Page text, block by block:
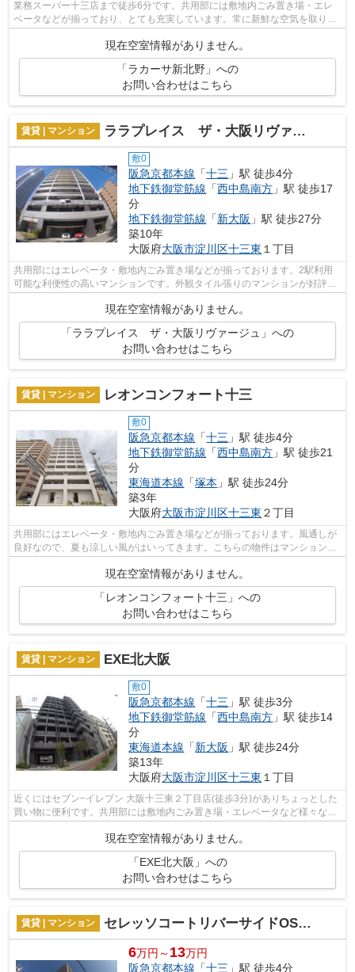
業務スーパー十三店まで徒歩6分です。共用部には敷地内ごみ置き場・エレ
ベータなどが揃っており、とても充実しています。常に新鮮な空気を取り入
現在空室情報がありません。
「ラカーサ新北野」への
お問い合わせはこちら
賃貸 | マンション ララプレイス ザ・大阪リヴァージュ
敷0
阪急京都本線 「十三 」駅 徒歩4分
地下鉄御堂筋線 「西中島南方 」駅 徒歩17
分
地下鉄御堂筋線 「新大阪 」駅 徒歩27分
築10年
大阪府大阪市淀川区十三東 １丁目
共用部にはエレベータ・敷地内ごみ置き場などが揃っております。2駅利用
可能な利便性の高いマンションです。外観タイル張りのマンションが好評と
なっています。常に新鮮な空気を取り入...
現在空室情報がありません。
「ララプレイス ザ・大阪リヴァージュ」への
お問い合わせはこちら
賃貸 | マンション レオンコンフォート十三
敷0
阪急京都本線 「十三 」駅 徒歩4分
地下鉄御堂筋線 「西中島南方 」駅 徒歩21
分
東海道本線 「塚本 」駅 徒歩24分
築3年
大阪府大阪市淀川区十三東 ２丁目
共用部にはエレベータ・敷地内ごみ置き場などが揃っております。風通しが
良好なので、夏も涼しい風がはいってきます。こちらの物件はマンションで
現在空室情報がありません。
「レオンコンフォート十三」への
お問い合わせはこちら
賃貸 | マンション EXE北大阪
敷0
阪急京都本線 「十三 」駅 徒歩3分
地下鉄御堂筋線 「西中島南方 」駅 徒歩14
分
東海道本線 「新大阪 」駅 徒歩24分
築13年
大阪府大阪市淀川区十三東 １丁目
近くにはセブン−イレブン 大阪十三東２丁目店(徒歩3分)がありちょっとした
買い物に便利です。共用部には敷地内ごみ置き場・エレベータなど様々な設
備やサービスが揃っているので便利で...
現在空室情報がありません。
「EXE北大阪」への
お問い合わせはこちら
賃貸 | マンション セレッソコートリバーサイドOSAKA
6万円～ 13万円
阪急京都本線 「十三 」駅 徒歩4分